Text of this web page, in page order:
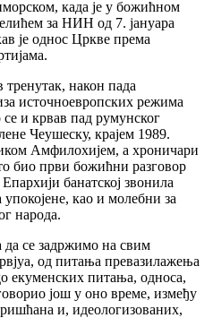
када је у божићном
за НИН од 7. јануара
је однос Цркве према
након пада
источноевропских режима
се и крвав пад румунског
Чеушеску, крајем 1989.
Амфилохијем, а хроничари
био први божићни разговор
банатској звонила
као и молебни за
народа.
се задржимо на свим
од питања превазилажења
екуменских питања, односа,
још у оно време, између
и, идеологизованих,